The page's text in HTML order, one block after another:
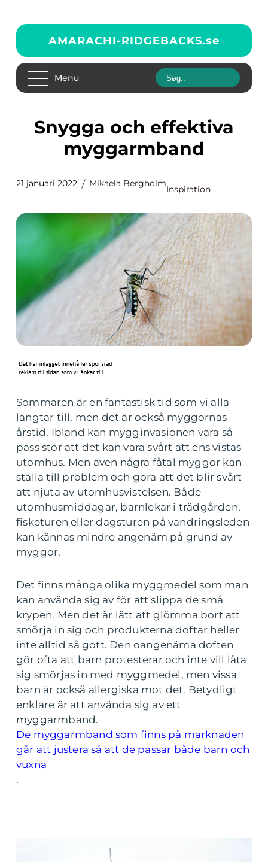
AMARACHI-RIDGEBACKS.se
Menu
Snygga och effektiva
myggarmband
21 januari 2022 Mikaela Bergholm
Inspiration
Sommaren är en fantastisk tid som vi alla
längtar till, men det är också myggornas
årstid. Ibland kan mygginvasionen vara så
pass stor att det kan vara svårt att ens vistas
utomhus. Men även några fåtal myggor kan
ställa till problem och göra att det blir svårt
att njuta av utomhusvistelsen. Både
utomhusmiddagar, barnlekar i trädgården,
fisketuren eller dagsturen på vandringsleden
kan kännas mindre angenäm på grund av
myggor.
Det finns många olika myggmedel som man
kan använda sig av för att slippa de små
krypen. Men det är lätt att glömma bort att
smörja in sig och produkterna doftar heller
inte alltid så gott. Den oangenäma doften
gör ofta att barn protesterar och inte vill låta
sig smörjas in med myggmedel, men vissa
barn är också allergiska mot det. Betydligt
enklare är att använda sig av ett
myggarmband.
De myggarmband som finns på marknaden
går att justera så att de passar både barn och
vuxna
.